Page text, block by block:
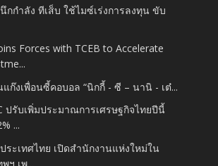
นึกกำลัง ทีเส็บ ใช้ไมซ์เร่งการลงทุน ขับ
Forces with TCEB to Accelerate
ก๊งเพื่อนซี้คอบอล “นิกกี้ - ซี – นานิ - เต๋...
ปรับเพิ่มประมาณการเศรษฐกิจไทยปีนี้
...
ระเทศไทย เปิดสำนักงานแห่งใหม่ใน